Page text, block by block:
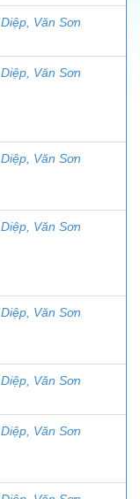
Diệp, Văn Sơn
Diệp, Văn Sơn
Diệp, Văn Sơn
Diệp, Văn Sơn
Diệp, Văn Sơn
Diệp, Văn Sơn
Diệp, Văn Sơn